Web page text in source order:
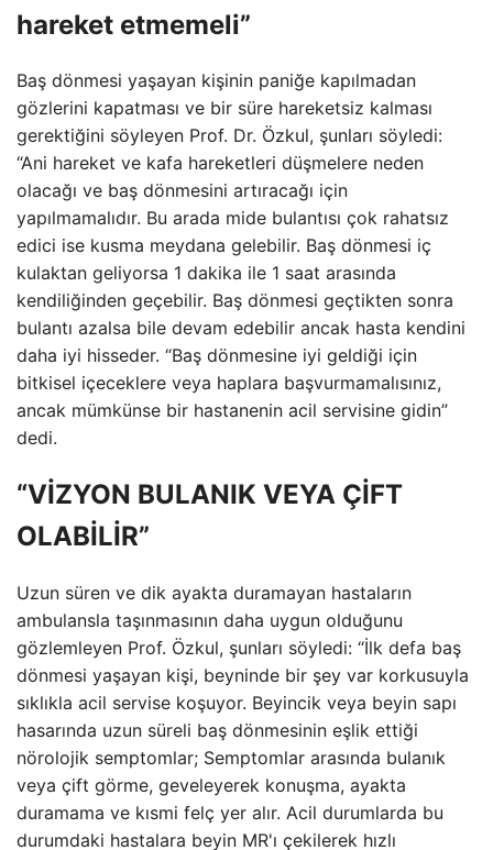
hareket etmemeli”
Baş dönmesi yaşayan kişinin paniğe kapılmadan
gözlerini kapatması ve bir süre hareketsiz kalması
gerektiğini söyleyen Prof. Dr. Özkul, şunları söyledi:
“Ani hareket ve kafa hareketleri düşmelere neden
olacağı ve baş dönmesini artıracağı için
yapılmamalıdır. Bu arada mide bulantısı çok rahatsız
edici ise kusma meydana gelebilir. Baş dönmesi iç
kulaktan geliyorsa 1 dakika ile 1 saat arasında
kendiliğinden geçebilir. Baş dönmesi geçtikten sonra
bulantı azalsa bile devam edebilir ancak hasta kendini
daha iyi hisseder. “Baş dönmesine iyi geldiği için
bitkisel içeceklere veya haplara başvurmamalısınız,
ancak mümkünse bir hastanenin acil servisine gidin”
dedi.
“VİZYON BULANIK VEYA ÇİFT
OLABİLİR”
Uzun süren ve dik ayakta duramayan hastaların
ambulansla taşınmasının daha uygun olduğunu
gözlemleyen Prof. Özkul, şunları söyledi: “İlk defa baş
dönmesi yaşayan kişi, beyninde bir şey var korkusuyla
sıklıkla acil servise koşuyor. Beyincik veya beyin sapı
hasarında uzun süreli baş dönmesinin eşlik ettiği
nörolojik semptomlar; Semptomlar arasında bulanık
veya çift görme, geveleyerek konuşma, ayakta
duramama ve kısmi felç yer alır. Acil durumlarda bu
durumdaki hastalara beyin MR'ı çekilerek hızlı